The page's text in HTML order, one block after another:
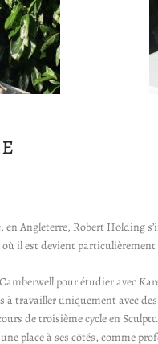
en Angleterre, Robert Holding
il est devient
pour étudier avec
à travailler uniquement avec
de troisième cycle en
place à ses côtés, comme